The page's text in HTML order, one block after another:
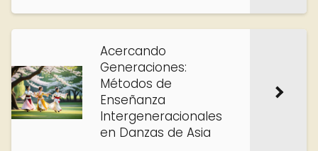
Acercando
Generaciones:
Métodos de
Enseñanza
Intergeneracionales
en Danzas de Asia